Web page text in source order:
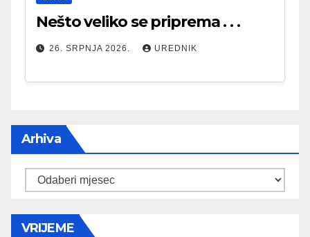
Nešto veliko se priprema . . .
26. SRPNJA 2026. UREDNIK
Arhiva
Arhiva
VRIJEME